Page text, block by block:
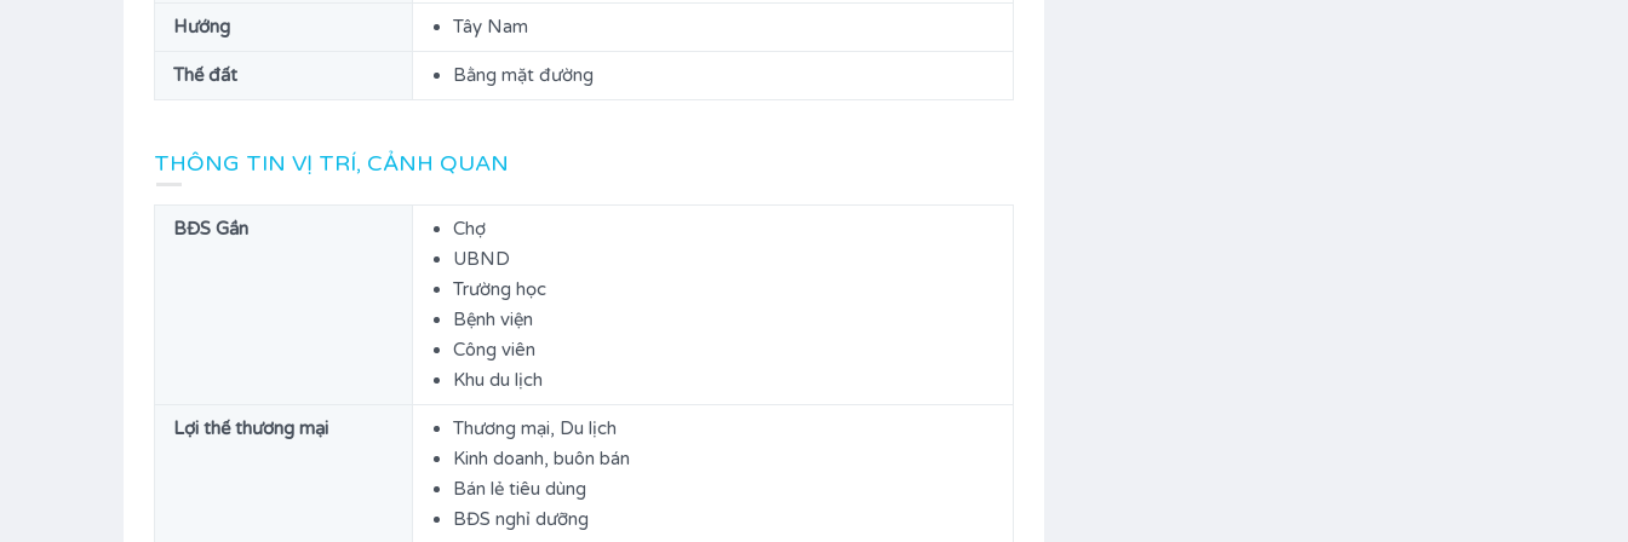
Hướng Tây Nam
Thế đất Bằng mặt đường
THÔNG TIN VỊ TRÍ, CẢNH QUAN
BĐS Gần
Chợ
UBND
Trường học
Bệnh viện
Công viên
Khu du lịch
Lợi thế thương mại
Thương mại, Du lịch
Kinh doanh, buôn bán
Bán lẻ tiêu dùng
BĐS nghỉ dưỡng